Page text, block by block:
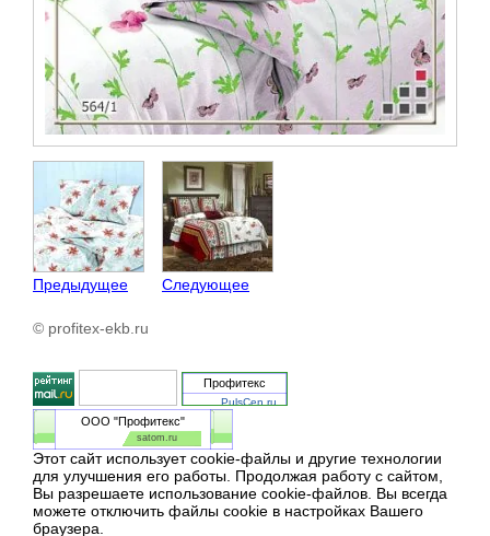
Предыдущее Следующее
© profitex-ekb.ru
Профитекс
PulsCen.ru
ООО "Профитекс"
satom.ru
Этот сайт использует cookie-файлы и другие технологии
для улучшения его работы. Продолжая работу с сайтом,
Вы разрешаете использование cookie-файлов. Вы всегда
можете отключить файлы cookie в настройках Вашего
браузера.